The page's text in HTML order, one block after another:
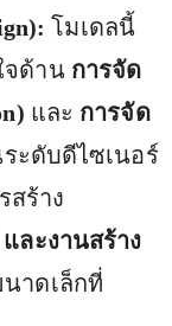
โมเดลนี้
จด้าน การจัด
และ การจัด
ะดับดีไซเนอร์
สร้าง
ละงานสร้าง
าดเล็กที่